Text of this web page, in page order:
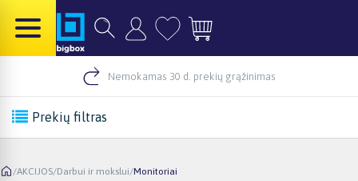
Nemokamas 30 d. prekių grąžinimas
Prekių filtras
/AKCIJOS/Darbui ir mokslui/Monitoriai